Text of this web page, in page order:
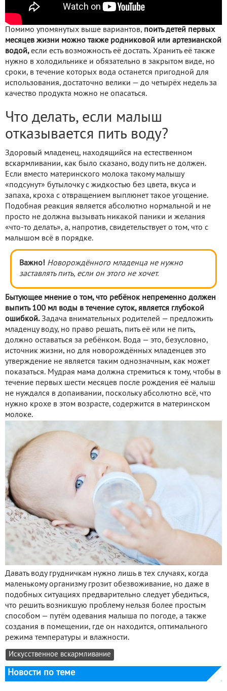
Помимо упомянутых выше вариантов, поить детей первых
месяцев жизни можно также родниковой или артезианской
водой,если есть возможность её достать. Хранить её также
нужно в холодильнике и обязательно в закрытом виде, но
сроки, в течение которых вода останется пригодной для
использования, достаточно велики — до четырёх недель за
качество продукта можно не опасаться.
Что делать, если малыш
отказывается пить воду?
Здоровый младенец, находящийся на естественном
вскармливании, как было сказано, воду пить не должен.
Если вместо материнского молока такому малышу
«подсунут» бутылочку с жидкостью без цвета, вкуса и
запаха, кроха с отвращением выплюнет такое угощение.
Подобная реакция является абсолютно нормальной и не
просто не должна вызывать никакой паники и желания
«что-то делать», а, напротив, свидетельствует о том, что с
малышом всё в порядке.
Важно! Новорождённого младенца не нужно
заставлять пить, если он этого не хочет.
Бытующее мнение о том, что ребёнок непременно должен
выпить 100 мл воды в течение суток, является глубокой
ошибкой.Задача внимательных родителей — предложить
младенцу воду, но право решать, пить её или не пить,
должно оставаться за ребёнком. Вода — это, безусловно,
источник жизни, но для новорождённых младенцев это
утверждение не является таким однозначным, как может
показаться. Мудрая мама должна стремиться к тому, чтобы в
течение первых шести месяцев после рождения её малыш
не нуждался в допаивании, поскольку абсолютно всё, что
нужно крохе в этом возрасте, содержится в материнском
молоке.
Давать воду грудничкам нужно лишь в тех случаях, когда
маленькому организму грозит обезвоживание, но даже в
подобных ситуациях предварительно следует убедиться,
что решить возникшую проблему нельзя более простым
способом — путём одевания малыша по погоде, а также
создания в помещении, где он находится, оптимального
режима температуры и влажности.
Искусственное вскармливание
Новости по теме